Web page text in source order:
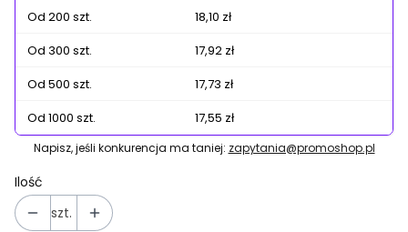
Od 200 szt.
18,10 zł
Od 300 szt.
17,92 zł
Od 500 szt.
17,73 zł
Od 1000 szt.
17,55 zł
Napisz, jeśli konkurencja ma taniej: zapytania@promoshop.pl
Ilość
szt.